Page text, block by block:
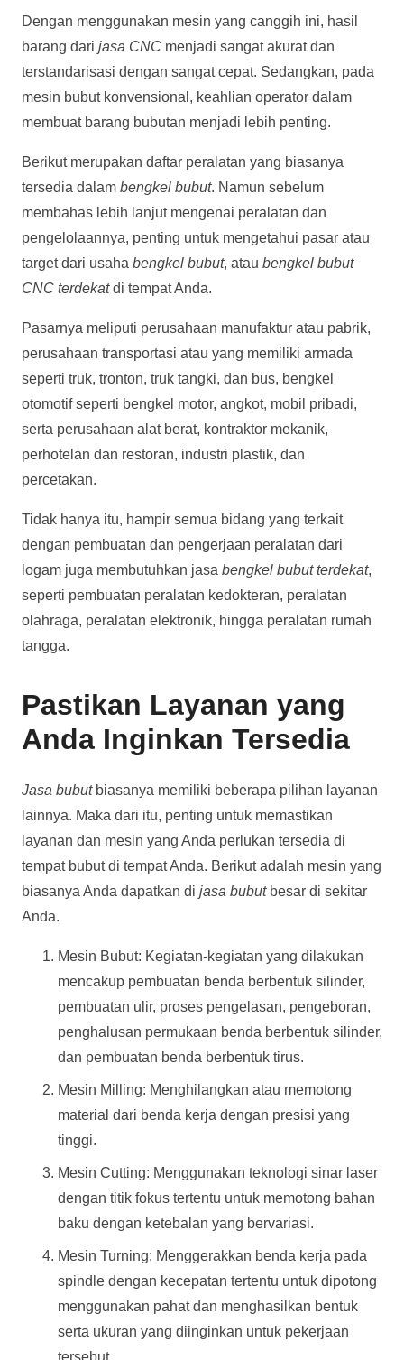
Dengan menggunakan mesin yang canggih ini, hasil
barang dari jasa CNC menjadi sangat akurat dan
terstandarisasi dengan sangat cepat. Sedangkan, pada
mesin bubut konvensional, keahlian operator dalam
membuat barang bubutan menjadi lebih penting.
Berikut merupakan daftar peralatan yang biasanya
tersedia dalam bengkel bubut. Namun sebelum
membahas lebih lanjut mengenai peralatan dan
pengelolaannya, penting untuk mengetahui pasar atau
target dari usaha bengkel bubut, atau bengkel bubut
CNC terdekatdi tempat Anda.
Pasarnya meliputi perusahaan manufaktur atau pabrik,
perusahaan transportasi atau yang memiliki armada
seperti truk, tronton, truk tangki, dan bus, bengkel
otomotif seperti bengkel motor, angkot, mobil pribadi,
serta perusahaan alat berat, kontraktor mekanik,
perhotelan dan restoran, industri plastik, dan
percetakan.
Tidak hanya itu, hampir semua bidang yang terkait
dengan pembuatan dan pengerjaan peralatan dari
logam juga membutuhkan jasa bengkel bubut terdekat,
seperti pembuatan peralatan kedokteran, peralatan
olahraga, peralatan elektronik, hingga peralatan rumah
tangga.
Pastikan Layanan yang
Anda Inginkan Tersedia
Jasa bubutbiasanya memiliki beberapa pilihan layanan
lainnya. Maka dari itu, penting untuk memastikan
layanan dan mesin yang Anda perlukan tersedia di
tempat bubut di tempat Anda. Berikut adalah mesin yang
biasanya Anda dapatkan di jasa bubutbesar di sekitar
Anda.
Mesin Bubut: Kegiatan-kegiatan yang dilakukan
mencakup pembuatan benda berbentuk silinder,
pembuatan ulir, proses pengelasan, pengeboran,
penghalusan permukaan benda berbentuk silinder,
dan pembuatan benda berbentuk tirus.
Mesin Milling: Menghilangkan atau memotong
material dari benda kerja dengan presisi yang
tinggi.
Mesin Cutting: Menggunakan teknologi sinar laser
dengan titik fokus tertentu untuk memotong bahan
baku dengan ketebalan yang bervariasi.
Mesin Turning: Menggerakkan benda kerja pada
spindle dengan kecepatan tertentu untuk dipotong
menggunakan pahat dan menghasilkan bentuk
serta ukuran yang diinginkan untuk pekerjaan
tersebut.